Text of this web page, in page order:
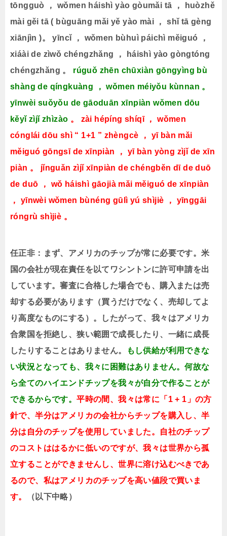
tōngguò ， wǒmen háishì yào gòumǎi tā ， huòzhě
mài gěi tā ( bùguāng mǎi yě yào mài ， shǐ tā gèng
xiānjìn )。 yīncǐ ， wǒmen bùhuì páichì měiguó ，
xiáài de zìwǒ chéngzhǎng ， háishì yào gòngtóng
chéngzhǎng 。
rúguǒ zhēn chūxiàn gōngyìng bù
shàng de qíngkuàng ， wǒmen méiyǒu kùnnan 。
yīnwèi suǒyǒu de gāoduān xīnpiàn wǒmen dōu
kěyǐ zìjǐ zhìzào 。
zài hépíng shíqī ， wǒmen
cónglái dōu shì “ 1+1 ” zhèngcè ， yī bàn mǎi
měiguó gōngsī de xīnpiàn ， yī bàn yòng zìjǐ de xīn
piàn 。 jǐnguǎn zìjǐ xīnpiàn de chéngběn dī de duō
de duō ， wǒ háishì gāojià mǎi měiguó de xīnpiàn
， yīnwèi wǒmen bùnéng gūlì yú shìjiè ， yīnggāi
róngrù shìjiè 。
任正非：まず、アメリカのチップが常に必要です。米
国の会社が現在責任を以てワシントンに許可申請を出
しています。審査に合格した場合でも、購入または売
却する必要があります（買うだけでなく、売却してよ
り高度なものにする）。したがって、我々はアメリカ
合衆国を拒絶し、狭い範囲で成長したり、一緒に成長
したりすることはありません。
もし供給が利用できな
い状況となっても、我々に困難はありません。何故な
ら全てのハイエンドチップを我々が自分で作ることが
できるからです。平時の間、我々は常に「1 + 1」の方
針で、半分はアメリカの会社からチップを購入し、半
分は自分のチップを使用していました。自社のチップ
のコストははるかに低いのですが、我々は世界から孤
立することができませんし、世界に溶け込むべきであ
るので、私はアメリカのチップを高い値段で買いま
す。
（以下中略）